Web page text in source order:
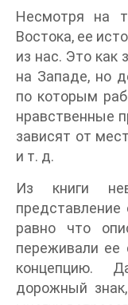
Несмотря на
Востока, ее
из нас. Это как
на Западе, но
по которым
нравственные
зависят от
и т. д.
Из книги
равно что
переживали ее
концепцию.
дорожный